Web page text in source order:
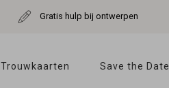
Gratis hulp bij ontwerpen
Trouwkaarten Save the Date